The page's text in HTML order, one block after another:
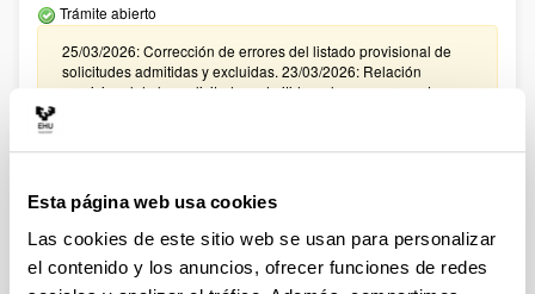
Esta página web usa cookies
Las cookies de este sitio web se usan para personalizar
el contenido y los anuncios, ofrecer funciones de redes
Trámite abierto
25/03/2026: Corrección de errores del listado provisional de
solicitudes admitidas y excluidas. 23/03/2026: Relación
provisional de las solicitudes admitidas y las que presentan
científica, tecnológica y de la innovación (FECYT) 2026
Abierto el plazo de presentación: 01/07/2026 - 16/09/2026 13:00
Plazo interno para envío documentación: propuestas